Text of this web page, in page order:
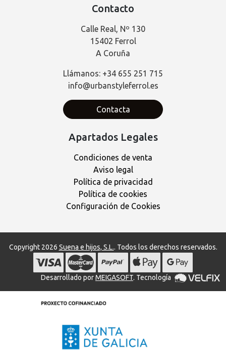
Contacto
Calle Real, Nº 130
15402 Ferrol
A Coruña
Llámanos: +34 655 251 715
info@urbanstyleferrol.es
Contacta
Apartados Legales
Condiciones de venta
Aviso legal
Política de privacidad
Política de cookies
Configuración de Cookies
Copyright 2026 Suena e hijos, S.L.. Todos los derechos reservados.
Desarrollado porMEIGASOFT. Tecnología